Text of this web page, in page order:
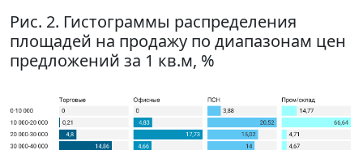
Рис. 2. Гистограммы распределения
площадей на продажу по диапазонам цен
предложений за 1 кв.м, %